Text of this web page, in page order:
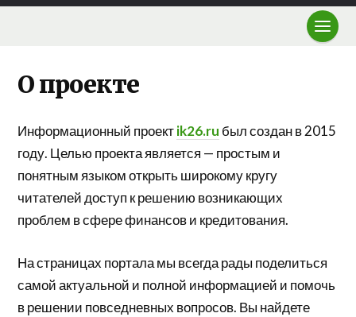
О проекте
Информационный проектik26.ru был создан в 2015
году. Целью проекта является — простым и
понятным языком открыть широкому кругу
читателей доступ к решению возникающих
проблем в сфере финансов и кредитования.
На страницах портала мы всегда рады поделиться
самой актуальной и полной информацией и помочь
в решении повседневных вопросов. Вы найдете